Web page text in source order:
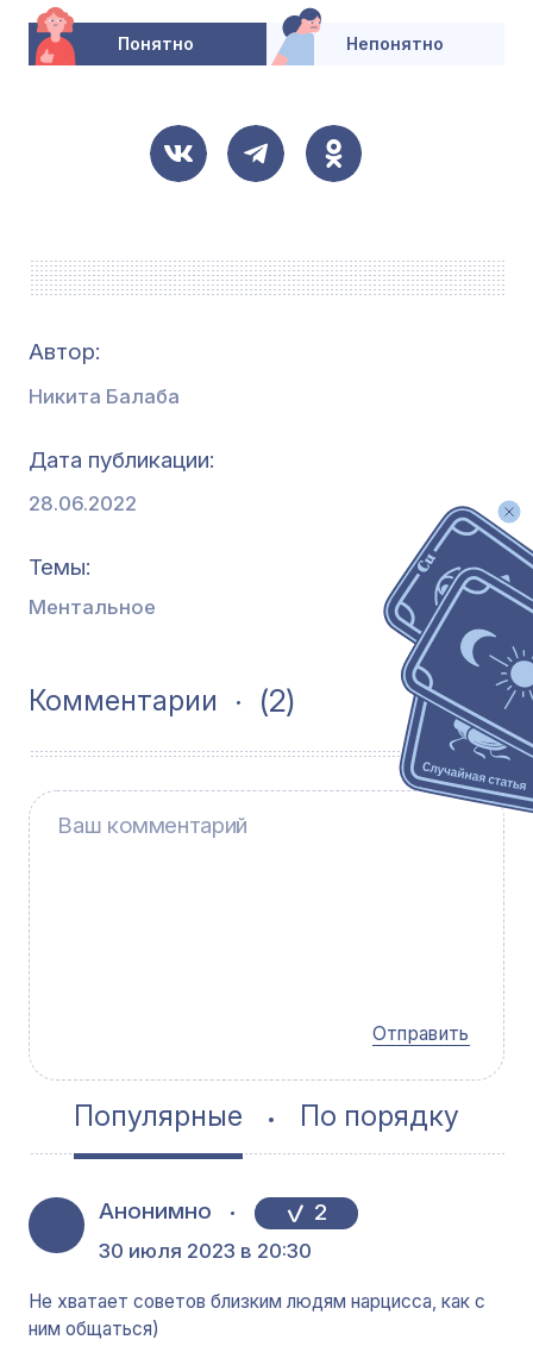
Понятно Непонятно
Автор:
Никита Балаба
Дата публикации
28.06.2022
Темы
Ментальное
Комментарии (2)
Отправить
Популярные По порядку
Анонимно 2
30 июля 2023 в 20:30
Не хватает советов близким людям нарцисса, как с
ним общаться)